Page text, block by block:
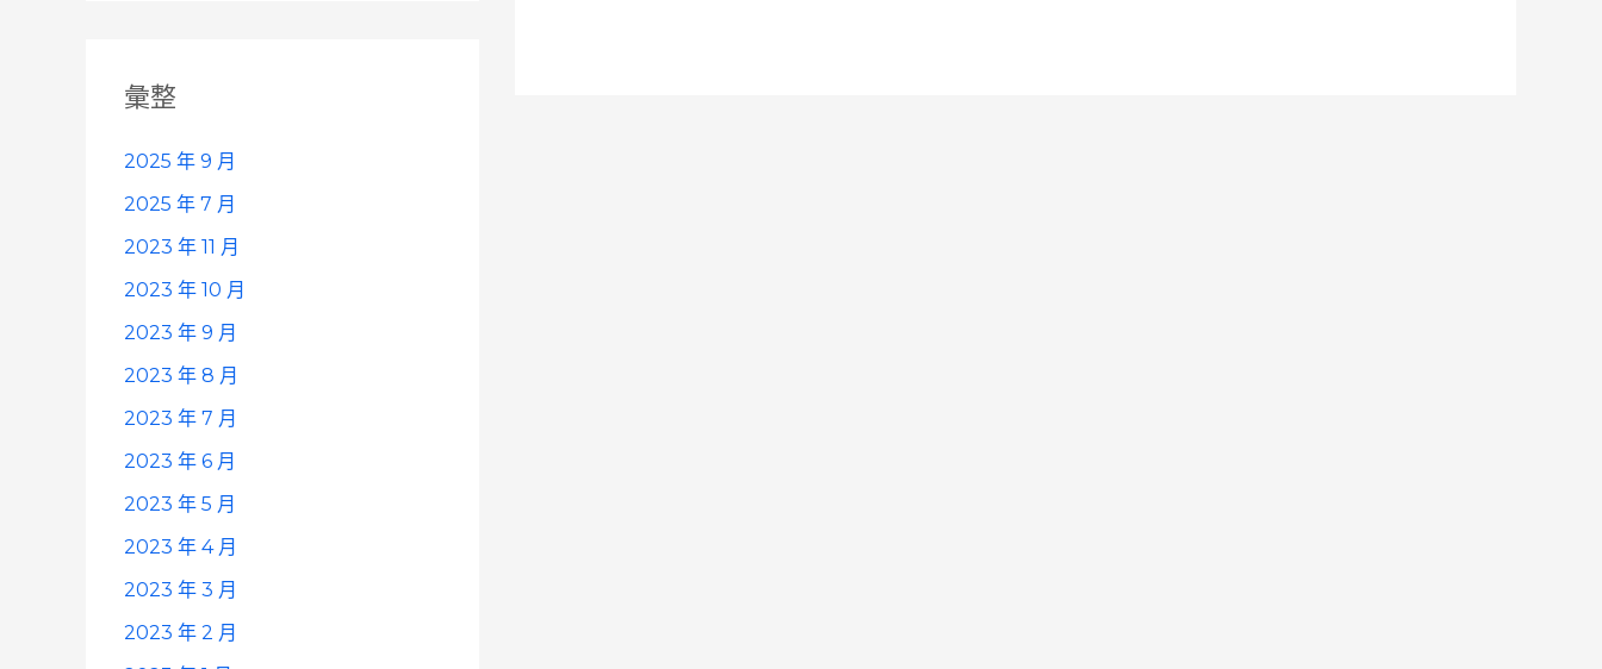
彙整
2025 年 9 月
2025 年 7 月
2023 年 11 月
2023 年 10 月
2023 年 9 月
2023 年 8 月
2023 年 7 月
2023 年 6 月
2023 年 5 月
2023 年 4 月
2023 年 3 月
2023 年 2 月